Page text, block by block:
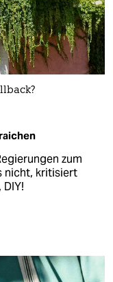
zum
nicht, kritisiert